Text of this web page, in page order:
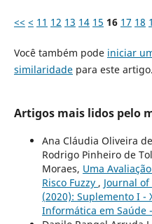
<< < 11 12 13 14 15 16 17 18
Você também pode iniciar
similaridadepara este artigo.
Artigos mais lidos pelo
Ana Cláudia Oliveira
Rodrigo Pinheiro de
Moraes, Uma
Risco Fuzzy , Journal
(2020): Suplemento I -
Informática em Saúde